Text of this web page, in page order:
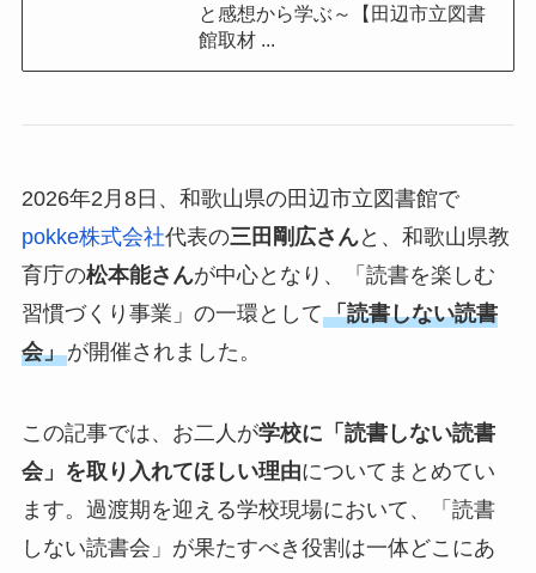
と感想から学ぶ～【田辺市立図書
館取材 ...
2026年2月8日、和歌山県の田辺市立図書館で
pokke株式会社代表の三田剛広さんと、和歌山県教
育庁の松本能さんが中心となり、「読書を楽しむ
習慣づくり事業」の一環として「読書しない読書
会」が開催されました。
この記事では、お二人が学校に「読書しない読書
会」を取り入れてほしい理由についてまとめてい
ます。過渡期を迎える学校現場において、「読書
しない読書会」が果たすべき役割は一体どこにあ